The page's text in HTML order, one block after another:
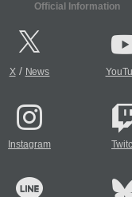
Official Information
X/ News
Instagram